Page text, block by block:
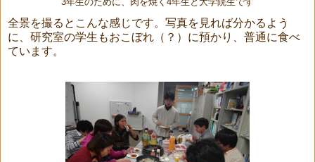
全景を撮るとこんな感じです。写真を見れば分かるよう
に、研究室の学生もおこぼれ（？）に預かり、普通に食べ
ています。